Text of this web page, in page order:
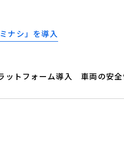
ナシ」を導入
ットフォーム導入 車両の安